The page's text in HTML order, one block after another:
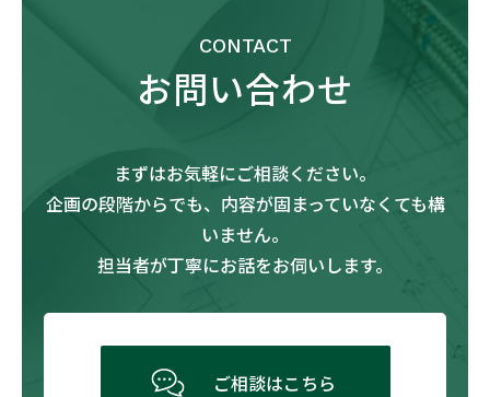
CONTACT
お問い合わせ
まずはお気軽にご相談ください。
企画の段階からでも、内容が固まっていなくても構
いません。
担当者が丁寧にお話をお伺いします。
ご相談はこちら